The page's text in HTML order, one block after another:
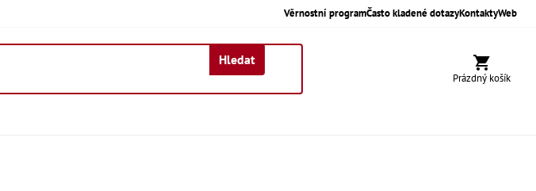
Věrnostní programČasto kladené dotazyKontaktyWeb
Hledat
Nákupní
Prázdný košík